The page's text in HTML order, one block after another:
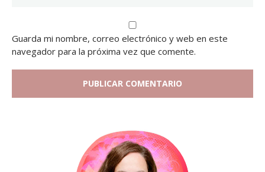
Guarda mi nombre, correo electrónico y web en este
navegador para la próxima vez que comente.